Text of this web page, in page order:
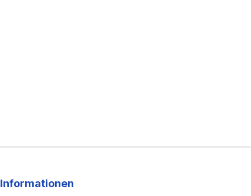
Informationen